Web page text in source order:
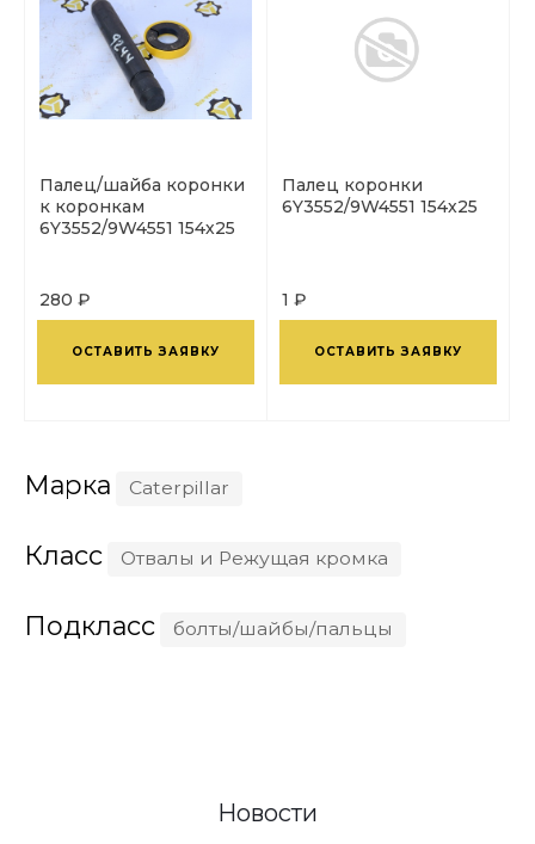
Палец/шайба коронки
к коронкам
6Y3552/9W4551 154х25
280 ₽
ОСТАВИТЬ ЗАЯВКУ
Палец коронки
6Y3552/9W4551 154х25
1 ₽
ОСТАВИТЬ ЗАЯВКУ
Марка Caterpillar
Класс Отвалы и Режущая кромка
Подкласс болты/шайбы/пальцы
Новости